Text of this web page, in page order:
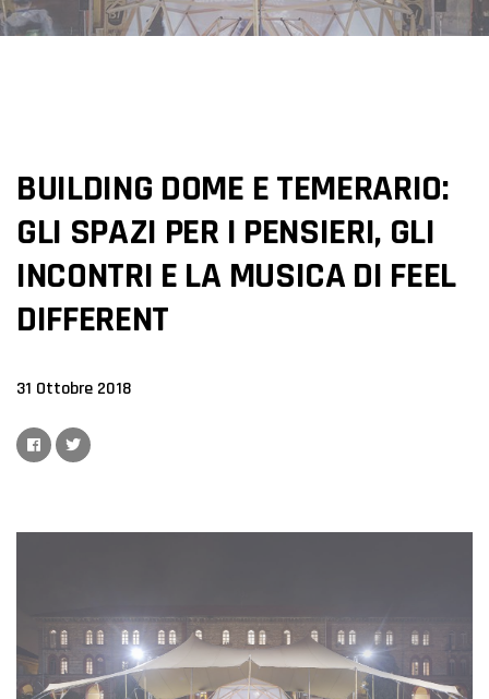
BUILDING DOME E TEMERARIO:
GLI SPAZI PER I PENSIERI, GLI
INCONTRI E LA MUSICA DI FEEL
DIFFERENT
31 Ottobre 2018